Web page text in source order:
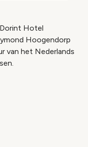
Dorint Hotel
Hoogendorp
van het Nederlands